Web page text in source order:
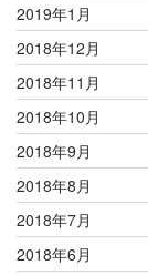
2019年1月
2018年12月
2018年11月
2018年10月
2018年9月
2018年8月
2018年7月
2018年6月